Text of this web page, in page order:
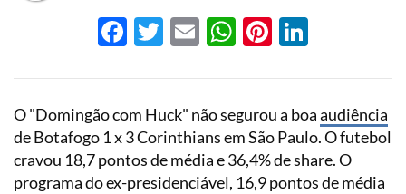
Facebook
Twitter
EmailWhatsApp
Pinterest
O "Domingão com Huck" não segurou a boaaudiência
de Botafogo 1 x 3 Corinthians em São Paulo. O futebol
cravou 18,7 pontos de média e 36,4% de share. O
programa do ex-presidenciável, 16,9 pontos de média